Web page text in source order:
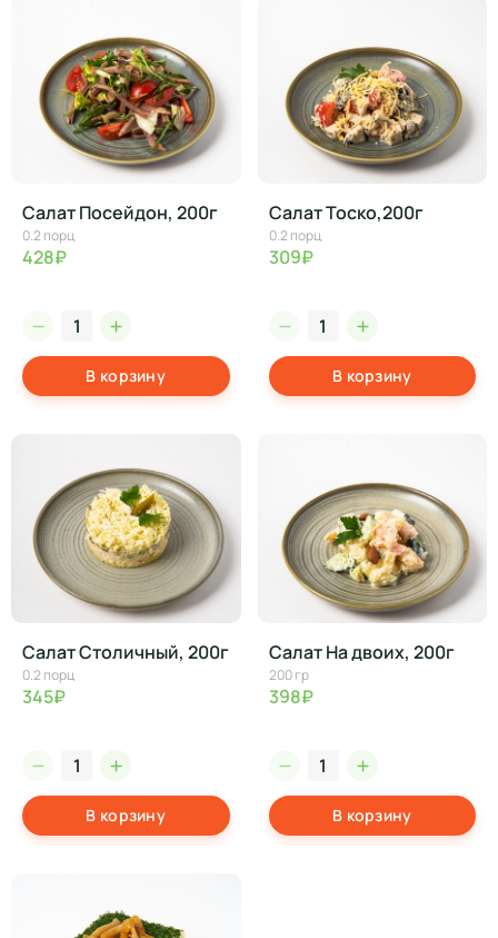
Салат Посейдон, 200г
0.2 порц
428₽
В корзину
Салат Тоско,200г
0.2 порц
309₽
В корзину
Салат Столичный, 200г
0.2 порц
345₽
В корзину
Салат На двоих, 200г
200 гр
398₽
В корзину